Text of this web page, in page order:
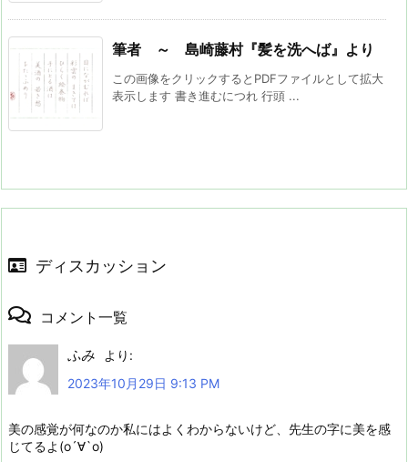
筆者 ～ 島崎藤村『髪を洗へば』より
この画像をクリックするとPDFファイルとして拡大
表示します 書き進むにつれ 行頭 ...
ディスカッション
コメント一覧
ふみ
より:
2023年10月29日 9:13 PM
美の感覚が何なのか私にはよくわからないけど、先生の字に美を感
じてるよ(о´∀`о)